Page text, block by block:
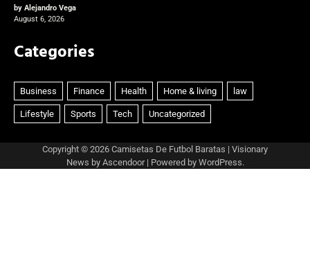
by Alejandro Vega
August 6, 2026
Categories
Copyright © 2026 Camisetas De Futbol Baratas | Visionary
News by Ascendoor| Powered by WordPress.